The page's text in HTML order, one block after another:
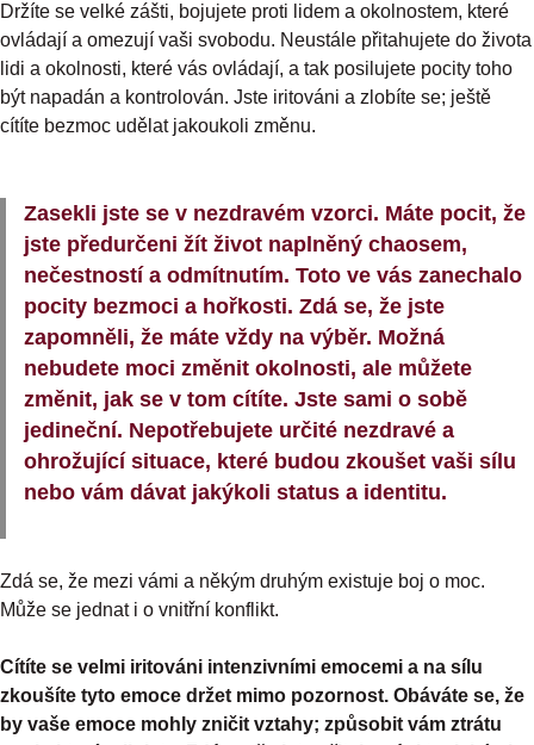
Držíte se velké zášti, bojujete proti lidem a okolnostem, které
ovládají a omezují vaši svobodu. Neustále přitahujete do života
lidi a okolnosti, které vás ovládají, a tak posilujete pocity toho
být napadán a kontrolován. Jste iritováni a zlobíte se; ještě
cítíte bezmoc udělat jakoukoli změnu.
Zasekli jste se v nezdravém vzorci. Máte pocit, že
jste předurčeni žít život naplněný chaosem,
nečestností a odmítnutím. Toto ve vás zanechalo
pocity bezmoci a hořkosti. Zdá se, že jste
zapomněli, že máte vždy na výběr. Možná
nebudete moci změnit okolnosti, ale můžete
změnit, jak se v tom cítíte. Jste sami o sobě
jedineční. Nepotřebujete určité nezdravé a
ohrožující situace, které budou zkoušet vaši sílu
nebo vám dávat jakýkoli status a identitu.
Zdá se, že mezi vámi a někým druhým existuje boj o moc.
Může se jednat i o vnitřní konflikt.
Cítíte se velmi iritováni intenzivními emocemi a na sílu
zkoušíte tyto emoce držet mimo pozornost. Obáváte se, že
by vaše emoce mohly zničit vztahy; způsobit vám ztrátu